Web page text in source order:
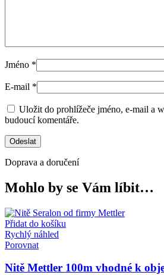
Jméno *
E-mail *
Uložit do prohlížeče jméno, e-mail a
budoucí komentáře.
Doprava a doručení
Mohlo by se Vám líbit…
Přidat do košíku
Rychlý náhled
Porovnat
Nitě Mettler 100m vhodné k